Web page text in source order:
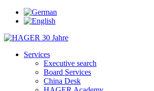
Services
Executive search
Board Services
China Desk